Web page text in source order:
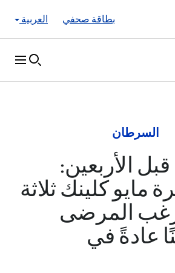
العربية
بطاقة صحفي
السرطان
الأربعين:
مايو كلينك ثلاثة
المرضى
عادةً في